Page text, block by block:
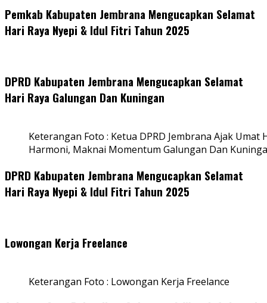
Pemkab Kabupaten Jembrana Mengucapkan Selamat
Hari Raya Nyepi & Idul Fitri Tahun 2025
DPRD Kabupaten Jembrana Mengucapkan Selamat
Hari Raya Galungan Dan Kuningan
Keterangan Foto : Ketua DPRD Jembrana Ajak
Harmoni, Maknai Momentum Galungan Dan
DPRD Kabupaten Jembrana Mengucapkan Selamat
Hari Raya Nyepi & Idul Fitri Tahun 2025
Lowongan Kerja Freelance
Keterangan Foto : Lowongan Kerja Freelance